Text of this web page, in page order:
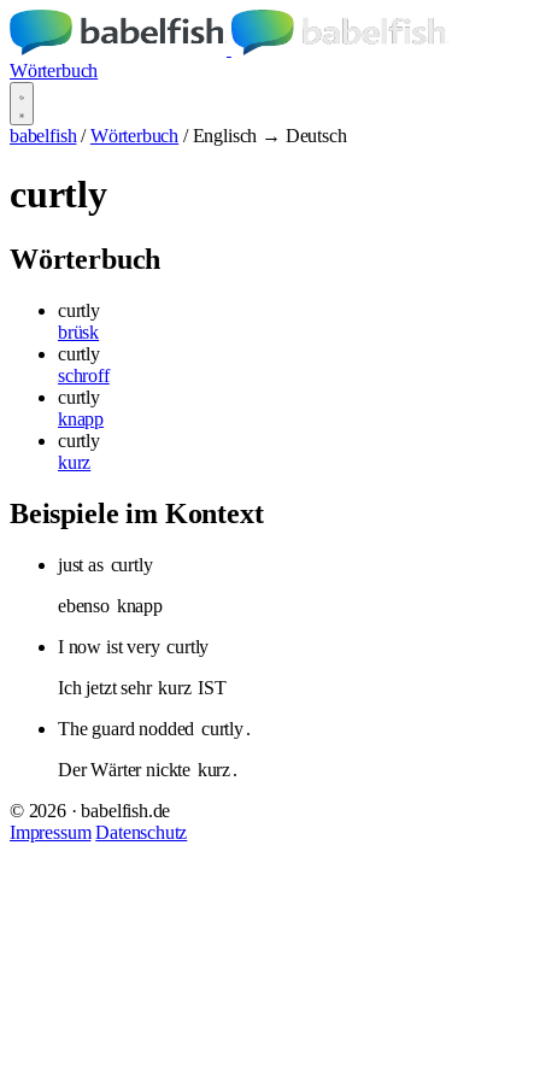
Wörterbuch
babelfish / Wörterbuch / Englisch → Deutsch
curtly
Wörterbuch
curtly
brüsk
curtly
schroff
curtly
knapp
curtly
kurz
Beispiele im Kontext
just as curtly
ebenso knapp
I now ist very curtly
Ich jetzt sehr kurz IST
The guard nodded curtly.
Der Wärter nickte kurz.
© 2026 · babelfish.de
Impressum Datenschutz